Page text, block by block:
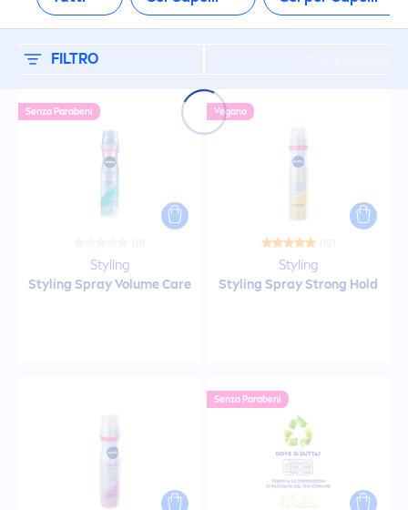
FILTRO
Senza Parabeni
Styling
Styling Spray VolumeCare
Vegano
Styling
Styling Spray Strong Hold
Senza Parabeni